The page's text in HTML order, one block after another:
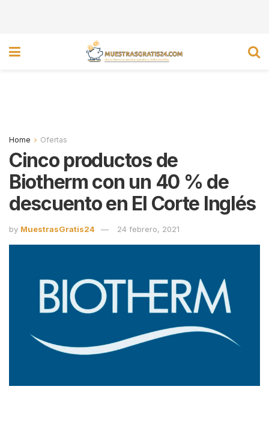
Home Ofertas
Cinco productos de
Biotherm con un 40 % de
descuento en El Corte Inglés
by MuestrasGratis24 24 febrero, 2021